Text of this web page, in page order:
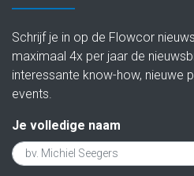
Schrijf je in op de Flowcor
maximaal 4x per jaar de
interessante know-how, nieuwe
events.
Je volledige naam